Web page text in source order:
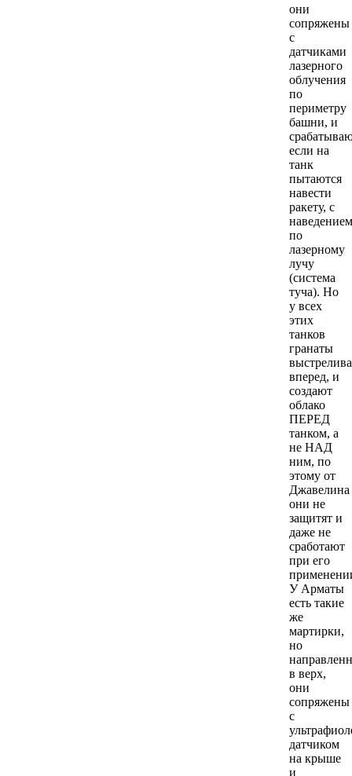
они
сопряжены
с
датчиками
лазерного
облучения
по
периметру
башни, и
если на
танк
пытаются
навести
ракету, с
наведением
по
лазерному
лучу
(система
туча). Но
у всех
этих
танков
гранаты
вперед, и
создают
облако
ПЕРЕД
танком, а
не НАД
ним, по
этому от
Джавелина
они не
защитят и
даже не
сработают
при его
У Арматы
есть такие
же
мартирки,
но
в верх,
они
сопряжены
с
датчиком
на крыше
и